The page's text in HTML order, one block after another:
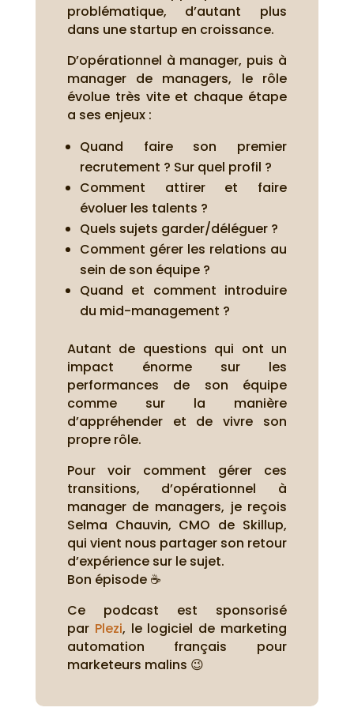
problématique, d’autant plus
dans une startup en croissance.
D’opérationnel à manager, puis à
manager de managers, le rôle
évolue très vite et chaque étape
a ses enjeux :
Quand faire son premier
recrutement ? Sur quel profil ?
Comment attirer et faire
évoluer les talents ?
Quels sujets garder/déléguer ?
Comment gérer les relations au
sein de son équipe ?
Quand et comment introduire
du mid-management ?
Autant de questions qui ont un
impact énorme sur les
performances de son équipe
comme sur la manière
d’appréhender et de vivre son
propre rôle.
Pour voir comment gérer ces
transitions, d’opérationnel à
manager de managers, je reçois
Selma Chauvin, CMO de Skillup,
qui vient nous partager son retour
d’expérience sur le sujet.
Bon épisode ☕
Ce podcast est sponsorisé
par Plezi, le logiciel de marketing
automation français pour
marketeurs malins 😉